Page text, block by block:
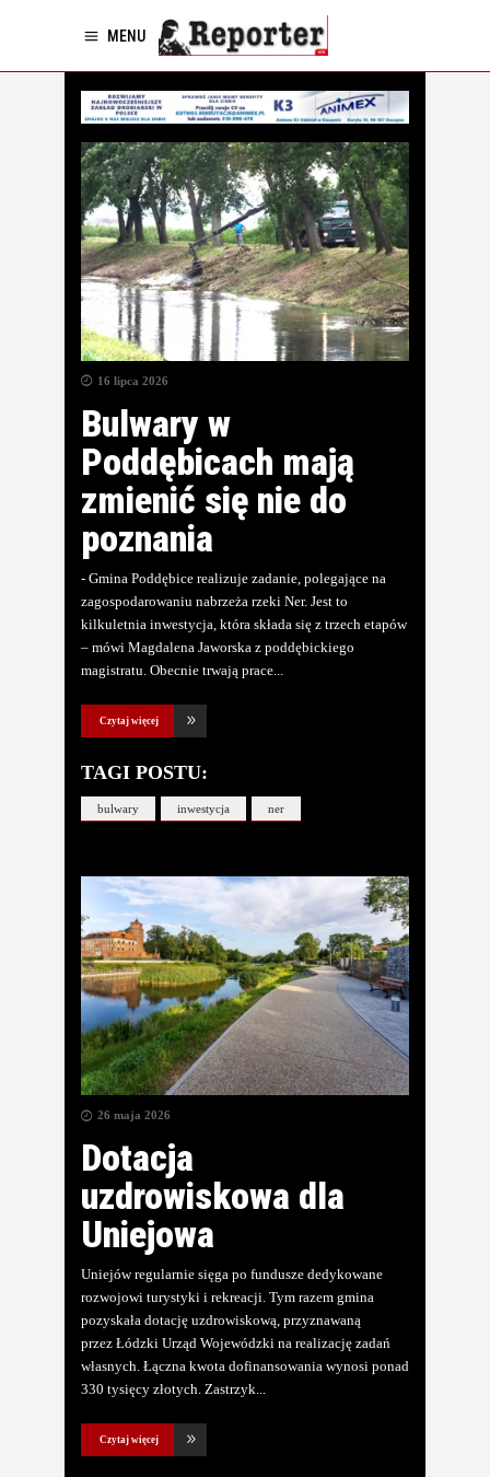
MENU
16 lipca 2026
Bulwary w
Poddębicach mają
zmienić się nie do
poznania
- Gmina Poddębice realizuje zadanie, polegające na
zagospodarowaniu nabrzeża rzeki Ner. Jest to
kilkuletnia inwestycja, która składa się z trzech etapów
– mówi Magdalena Jaworska z poddębickiego
magistratu. Obecnie trwają prace
Czytaj więcej
TAGI POSTU:
bulwary inwestycja ner
26 maja 2026
Dotacja
uzdrowiskowa dla
Uniejowa
Uniejów regularnie sięga po fundusze dedykowane
rozwojowi turystyki i rekreacji. Tym razem gmina
pozyskała dotację uzdrowiskową, przyznawaną
przez Łódzki Urząd Wojewódzki na realizację zadań
własnych. Łączna kwota dofinansowania wynosi ponad
330 tysięcy złotych. Zastrzyk
Czytaj więcej